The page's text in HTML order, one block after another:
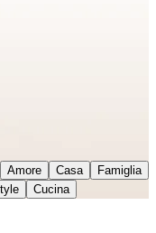
Amore Casa
Famiglia
Cucina